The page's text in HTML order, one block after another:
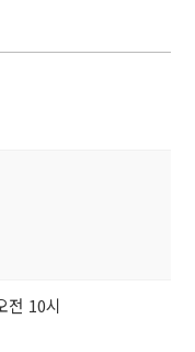
전 10시